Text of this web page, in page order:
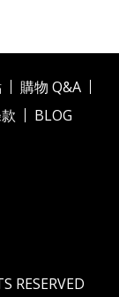
購物 Q&A
BLOG
RESERVED